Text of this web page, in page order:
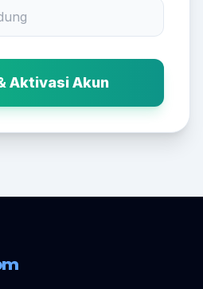
Aktivasi Akun